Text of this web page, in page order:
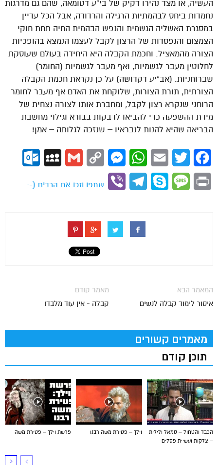
העשיה, או מצד נהירו דקיק של בי”ע דטומאה, שהם גם מדרגות
נחמדות ביחס לבהמתיות הרגילה והרדודה, אבל הכל עדיין
במסגרת האשליה הגשמית והנפש הבהמית החיה תחת חוקי
הצמצום והנפסדות של הרצון לקבל לעצמו הנמצא בהופכיות
הצורה מהמאציל. וחכמת הקבלה היא היחידה בעולם שעוסקת
לחלוטין מעבר לגשמיות, ואף מעבר לגשמיות (החומר)
שברוחניות. (אב”יע דקדושה) על כן נקראת חכמת הקבלה
הצורתית, תורת הצורות, שלוקחת את האדם אף מעבר לחומר
הרוחני שנקרא רצון לקבל, ומחברת אותו לצורה נצחית של
מידת ההשפעה כדי להביאו לדבקות בבורא וגילוי מחשבת
הבריאה שהיא להנות לנבראיו – שנזכה לגלותה – אמן!
Facebook
Twitter
Email
WhatsApp
Messenger
Copy
Gmail
MySpace
Print
Message
Skype
Telegram
Viber
שתפו וזכו את הרבים (-:
מאמר קודם
קבלה - אין עוד מלבדו
המאמר הבא
איסור לימוד קבלה לנשים
מאמרים קשורים
תוכן קודם
פרשת וילך – פטירת משה וילך – פטירת משה רבנו
הכבד והטחול – סמאל ולילית
– צלקות ועשיית פסלים